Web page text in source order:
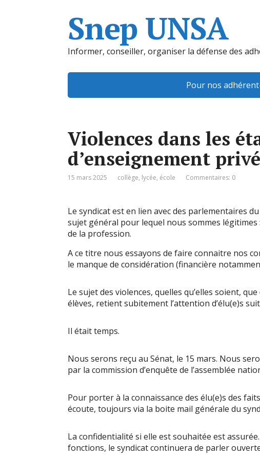
Snep UNSA
Informer, conseiller, organiser la défense des
Pour nos
Violences dans les
d’enseignement
15 mars 2025 collège, lycée, école Commentaires: 0
Le syndicat est en lien avec des parlementaires
sujet général pour lequel nous sommes
de la profession.
A ce titre nous essayons de faire connaitre nos
le manque de considération (financière
Le sujet des violences, quelles qu’elles soient,
élèves, retient subitement l’attention d’élu(e)s
Il était temps.
Nous serons reçu au Sénat, le 15 mars. Nous
par la commission d’enquête de l’assemblée
Pour porter à la connaissance des élu(e)s des
écoute, toujours via la boite mail générale du
La confidentialité si elle est souhaitée est
fonctions, le syndicat continuera de parler